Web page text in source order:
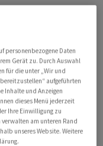
starken
auch höhere
die Assekuranz
Krankentaggeld-
(+2,1%).
Nichtleben-
personenbezogene Daten
Gerät zu. Durch Auswahl
für die unter „Wir und
aufgeführten
Inhalte und Anzeigen
dieses Menü jederzeit
Ihre Einwilligung zu
am unteren Rand
unseres Website. Weitere